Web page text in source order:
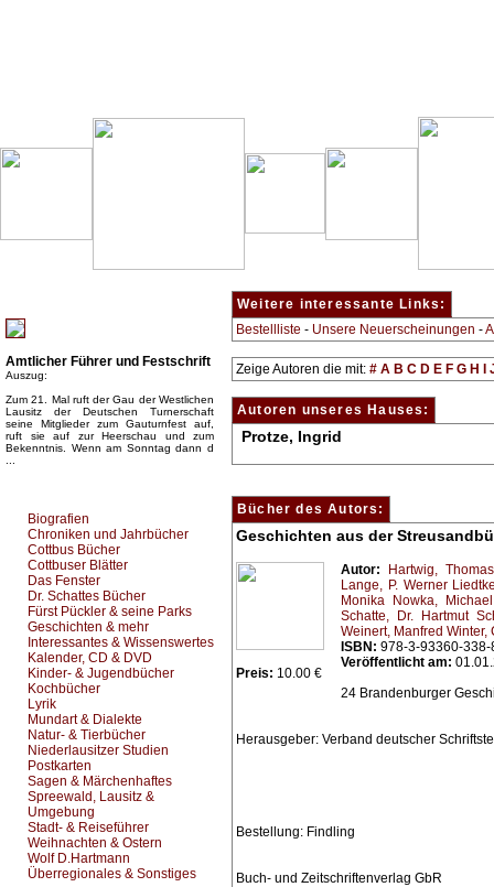
Amtlicher Führer und Festschrift
Auszug:
Zum 21. Mal ruft der Gau der Westlichen
Lausitz der Deutschen Turnerschaft
seine Mitglieder zum Gauturnfest auf,
ruft sie auf zur Heerschau und zum
Bekenntnis. Wenn am Sonntag dann d
Biografien
Chroniken und Jahrbücher
Cottbus Bücher
Cottbuser Blätter
Das Fenster
Dr. Schattes Bücher
Fürst Pückler & seine Parks
Geschichten & mehr
Interessantes & Wissenswertes
Kalender, CD & DVD
Kinder- & Jugendbücher
Kochbücher
Lyrik
Mundart & Dialekte
Natur- & Tierbücher
Niederlausitzer Studien
Postkarten
Sagen & Märchenhaftes
Spreewald, Lausitz &
Umgebung
Stadt- & Reiseführer
Weihnachten & Ostern
Wolf D.Hartmann
Überregionales & Sonstiges
Weitere interessante Links:
Bestellliste - Unsere Neuerscheinungen -
Zeige Autoren die mit: # A B C D E F G H
Autoren unseres Hauses:
Protze, Ingrid
Bücher des Autors:
Geschichten aus der
Preis: 10.00 €
Autor:
Hartwig, Thomas
Lange, P. Werner
Monika
Nowka, Michael
Schatte, Dr. Hartmut
Weinert, Manfred Winter,
ISBN: 978-3-93360-338-
Veröffentlicht am:
24 Brandenburger
Herausgeber: Verband deutscher
Bestellung: Findling
Buch- und Zeitschriftenverlag GbR